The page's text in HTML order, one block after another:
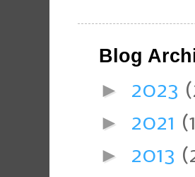
Blog
► 2023
► 2021
► 2013